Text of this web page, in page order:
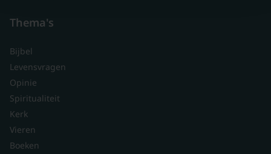
Thema's
Bijbel
Levensvragen
Opinie
Spiritualiteit
Kerk
Vieren
Boeken